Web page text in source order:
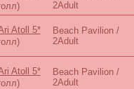
2Adult
Atoll 5*
Beach Pavilion /
2Adult
Atoll 5*
Beach Pavilion /
2Adult